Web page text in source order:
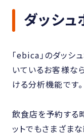
ダッシ
「ebica」のダッシ
いているお客様な
ける分析機能です。
飲食店を予約する
ットでもさまざま